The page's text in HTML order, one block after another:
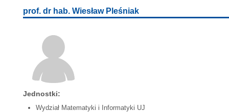
prof. dr hab. Wiesław Pleśniak
Jednostki:
Wydział Matematyki i Informatyki UJ